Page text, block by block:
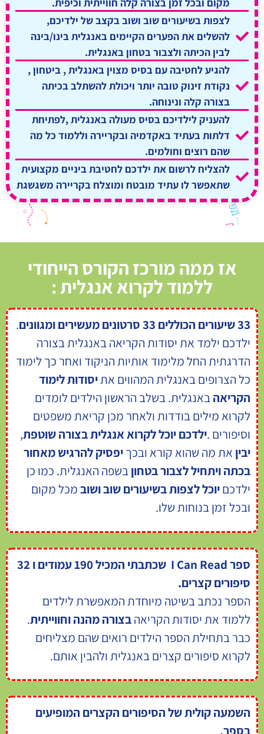
מקום ובכל זמן בצורה קלה חווייתית וכיפית.
לצפות בשיעורים שוב ושוב בקצב של ילדיכם,
להשלים את הפערים הקיימים באנגלית בינו/בינה
לבין הכיתה ולצבור בטחון באנגלית.
להגיע לחטיבה עם בסיס מצוין באנגלית , ביטחון ,
נקודת זינוק טובה יותר ויכולת להשתלב בכיתה
בצורה קלה ונינוחה.
להעניק לילדיכם בסיס מעולה באנגלית ,לפתיחת
דלתות בעתיד באקדמיה ובקריירה וללמוד כל מה
שהם רוצים וחולמים.
להצליח לרשום את ילדכם לחטיבת ביניים מקצועית
שתאפשר לו עתיד מובטח ומוצלח בקריירה משגשגת
אז ממה מורכז הקורס הייחודי
ללמוד לקרוא אנגלית :
33 שיעורים הכוללים 33 סרטונים מעשירים ומגוונים
.
ילדכם ילמד את יסודות הקריאה באנגלית בצורה
הדרגתית החל מלימוד אותיות הניקוד ואחר כך לימוד
כל הצרופים באנגלית המהווים אתיסודות לימוד
הקריאהבאנגלית. בשלב הראשון הילדים לומדים
לקרוא מילים בודדות ולאחר מכן קריאת משפטים
וסיפורים .ילדכם יוכל לקרוא אנגלית בצורה שוטפת,
יבין את מה שהוא קורא ובכךיפסיק להרגיש מאחור
בכתה ויתחיל לצבור בטחוןבשפה האנגלית. כמו כן
ילדכםיוכל לצפות בשיעורים שוב ושובמכל מקום
ובכל זמן בנוחות שלו.
ספר I Can Read שכתבתי המכיל 190 עמודים ו 32
סיפורים קצרים.
הספר נכתב בשיטה מיוחדת המאפשרת לילדים
ללמוד את יסודות הקריאהבצורה מהנה וחווייתית.
כבר בתחילת הספר הילדים רואים שהם מצליחים
לקרוא סיפורים קצרים באנגלית ולהבין אותם.
השמעה קולית של הסיפורים הקצרים המופיעים